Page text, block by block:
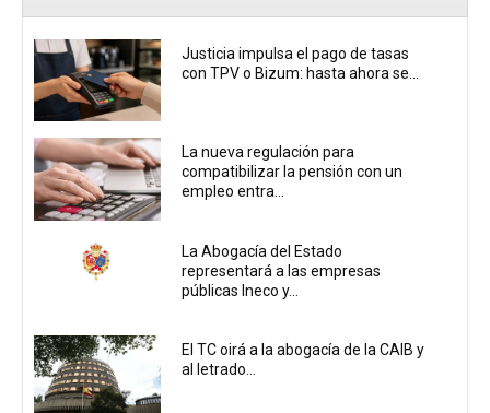
Justicia impulsa el pago de tasas
con TPV o Bizum: hasta ahora se...
La nueva regulación para
compatibilizar la pensión con un
empleo entra...
La Abogacía del Estado
representará a las empresas
públicas Ineco y...
El TC oirá a la abogacía de la CAIB y
al letrado...